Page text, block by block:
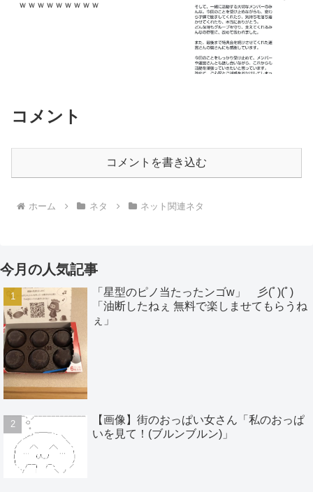
ｗｗｗｗｗｗｗｗｗ
コメント
コメントを書き込む
ホーム ネタ ネット関連ネタ
今月の人気記事
「星型のピノ当たったンゴw」 彡(ﾟ)(ﾟ)
「油断したねぇ 無料で楽しませてもらうね
ぇ」
【画像】街のおっぱい女さん「私のおっぱ
いを見て！(ブルンブルン)」